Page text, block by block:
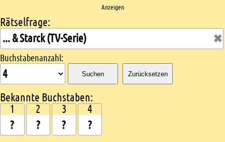
Anzeigen
Kreuzworträtsel suchen
Rätselfrage:
Buchstabenanzahl:
Suchen Zurücksetzen
Bekannte Buchstaben:
1 2 3 4